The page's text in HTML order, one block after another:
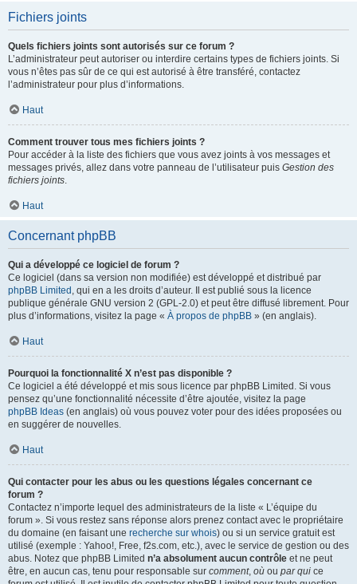
Fichiers joints
Quels fichiers joints sont autorisés sur ce forum ?
L’administrateur peut autoriser ou interdire certains types de fichiers joints. Si
vous n’êtes pas sûr de ce qui est autorisé à être transféré, contactez
l’administrateur pour plus d’informations.
Haut
Comment trouver tous mes fichiers joints ?
Pour accéder à la liste des fichiers que vous avez joints à vos messages et
messages privés, allez dans votre panneau de l’utilisateur puis Gestion des
fichiers joints.
Haut
Concernant phpBB
Qui a développé ce logiciel de forum ?
Ce logiciel (dans sa version non modifiée) est développé et distribué par
phpBB Limited , qui en a les droits d’auteur. Il est publié sous la licence
publique générale GNU version 2 (GPL-2.0) et peut être diffusé librement. Pour
plus d’informations, visitez la page « À propos de phpBB » (en anglais).
Haut
Pourquoi la fonctionnalité X n’est pas disponible ?
Ce logiciel a été développé et mis sous licence par phpBB Limited. Si vous
pensez qu’une fonctionnalité nécessite d’être ajoutée, visitez la page
phpBB Ideas (en anglais) où vous pouvez voter pour des idées proposées ou
en suggérer de nouvelles.
Haut
Qui contacter pour les abus ou les questions légales concernant ce
forum ?
Contactez n’importe lequel des administrateurs de la liste « L’équipe du
forum ». Si vous restez sans réponse alors prenez contact avec le propriétaire
du domaine (en faisant une recherche sur whois) ou si un service gratuit est
utilisé (exemple : Yahoo!, Free, f2s.com, etc.), avec le service de gestion ou des
abus. Notez que phpBB Limited n’a absolument aucun contrôle et ne peut
être, en aucun cas, tenu pour responsable sur comment, où ou par qui ce